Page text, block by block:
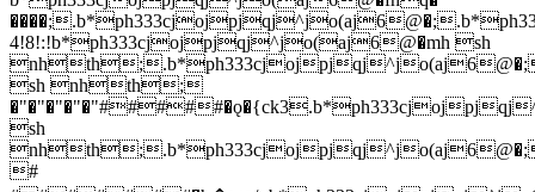
4!8!:!b*ph333cjojpjqj^jo(aj6@�mh sh
sh nhth;
sh
#